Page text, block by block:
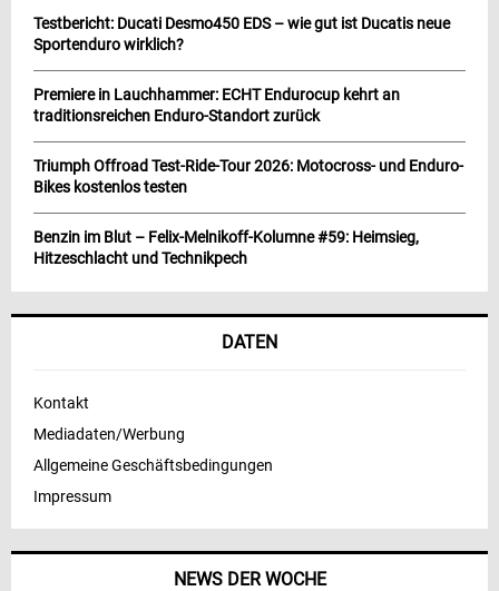
NEWS DER WOCHE
Testbericht: Ducati Desmo450 EDS – wie gut ist Ducatis neue
Sportenduro wirklich?
Premiere in Lauchhammer: ECHT Endurocup kehrt an
traditionsreichen Enduro-Standort zurück
Triumph Offroad Test-Ride-Tour 2026: Motocross- und Enduro-
Bikes kostenlos testen
Benzin im Blut – Felix-Melnikoff-Kolumne #59: Heimsieg,
Hitzeschlacht und Technikpech
DATEN
Kontakt
Mediadaten/Werbung
Allgemeine Geschäftsbedingungen
Impressum